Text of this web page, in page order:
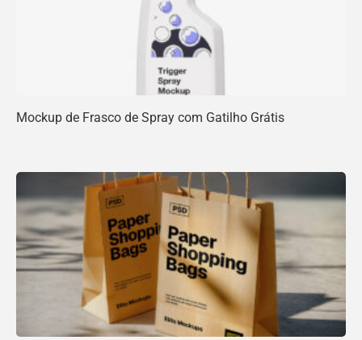
Mockup de Frasco de Spray com Gatilho Grátis